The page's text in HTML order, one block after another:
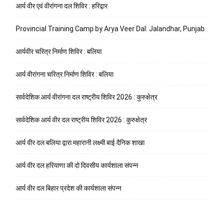
आर्य वीर एवं वीरांगना दल शिविर : हरिद्वार
Provincial Training Camp by Arya Veer Dal: Jalandhar, Punjab
आर्यवीर चरित्र निर्माण शिविर : बलिया
आर्य वीरांगना चरित्र निर्माण शिविर : बलिया
सार्वदेशिक आर्य वीरांगना दल राष्ट्रीय शिविर 2026 : कुरुक्षेत्र
सार्वदेशिक आर्य वीर दल राष्ट्रीय शिविर 2026 : कुरुक्षेत्र
आर्य वीर दल बलिया द्वारा महारानी लक्ष्मी बाई दैनिक शाखा
आर्य वीर दल हरियाणा की दो दिवसीय कार्यशाला संपन्न
आर्य वीर दल बिहार प्रदेश की कार्यशाला संपन्न